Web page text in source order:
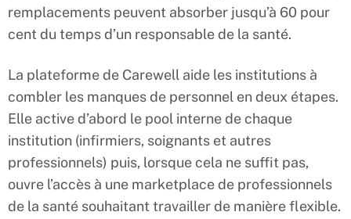
remplacements peuvent absorber jusqu’à 60 pour
cent du temps d’un responsable de la santé.
La plateforme de Carewell aide les institutions à
combler les manques de personnel en deux étapes.
Elle active d’abord le pool interne de chaque
institution (infirmiers, soignants et autres
professionnels) puis, lorsque cela ne suffit pas,
ouvre l’accès à une marketplace de professionnels
de la santé souhaitant travailler de manière flexible.